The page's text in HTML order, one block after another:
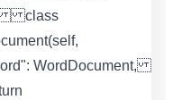
class
WordDocument,